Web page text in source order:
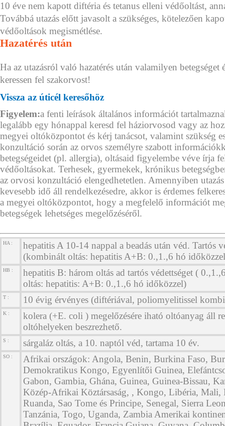
10 éve nem kapott diftéria és tetanus elleni védőoltást,
Továbbá utazás előtt javasolt a szükséges, kötelezően
védőoltások megismétlése.
Hazatérés után
Ha az utazásról való hazatérés után valamilyen betegséget
keressen fel szakorvost!
Vissza az úticél keresőhöz
Figyelem:a fenti leírások általános információt
legalább egy hónappal keresd fel háziorvosod vagy az
megyei oltóközpontot és kérj tanácsot, valamint szükség
konzultáció során az orvos személyre szabott
betegségeidet (pl. allergia), oltásaid figyelembe véve írja
védőoltásokat. Terhesek, gyermekek, krónikus
az orvosi konzultáció elengedhetetlen. Amennyiben
kevesebb idő áll rendelkezésedre, akkor is érdemes
a megyei oltóközpontot, hogy a megfelelő információt
betegségek lehetséges megelőzéséről.
HA :
hepatitis A 10-14 nappal a beadás után véd. Tartós
(kombinált oltás: hepatitis A+B: 0.,1.,6 hó
HB :
hepatitis B: három oltás ad tartós védettséget (
oltás: hepatitis: A+B: 0.,1.,6 hó időközzel)
T : 10 évig érvényes (diftériával, poliomyelitissel
K :
kolera (+E. coli ) megelőzésére iható oltóanyag áll
oltóhelyeken beszrezhető.
S : sárgaláz oltás, a 10. naptól véd, tartama 10 év.
SO :
Afrikai országok: Angola, Benin, Burkina Faso,
Demokratikus Kongo, Egyenlítői Guinea,
Gabon, Gambia, Ghána, Guinea, Guinea-Bissau,
Közép-Afrikai Köztársaság, , Kongo, Libéria, Mali,
Ruanda, Sao Tome és Principe, Senegal, Sierra
Tanzánia, Togo, Uganda, Zambia Amerikai